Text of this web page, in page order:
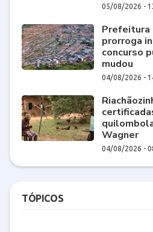
05/08/2026 -
Prefeitura
prorroga
concurso
mudou
04/08/2026 -
Wagner
04/08/2026 -
TÓPICOS